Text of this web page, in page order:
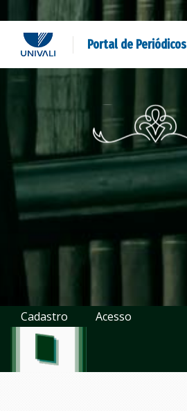
Portal de Periódicos
Cadastro Acesso